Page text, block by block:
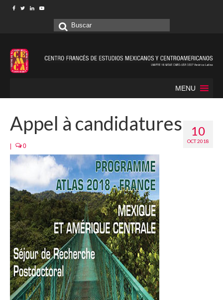
Buscar
MENU
10
OCT 2018
Appel à candidatures
0